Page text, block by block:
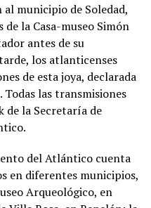
municipio de Soledad,
la Casa-museo Simón
antes de su
los atlanticenses
de esta joya, declarada
las transmisiones
de la Secretaría de
del Atlántico cuenta
en diferentes municipios,
Arqueológico, en